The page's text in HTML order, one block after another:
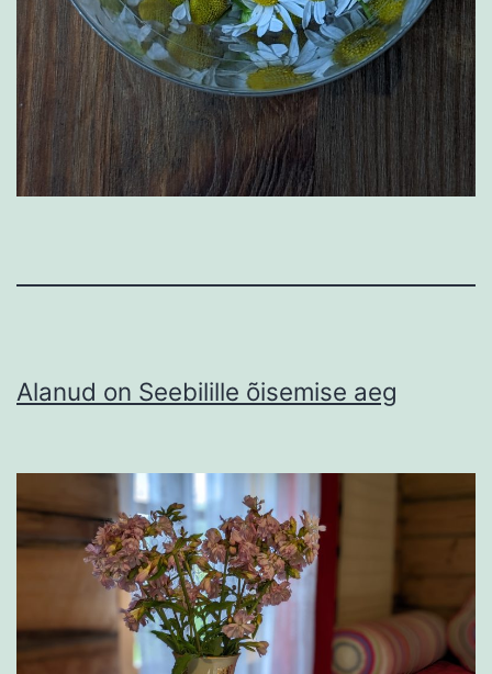
Alanud on Seebilille õisemise aeg